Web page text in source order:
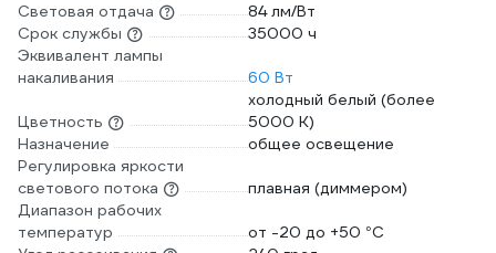
Световая отдача
84 лм/Вт
Срок службы
35000 ч
Эквивалент лампы
накаливания
60 Вт
Цветность
холодный белый (более
5000 К)
Назначение
общее освещение
Регулировка яркости
светового потока
плавная (диммером)
Диапазон рабочих
температур
от -20 до +50 °С